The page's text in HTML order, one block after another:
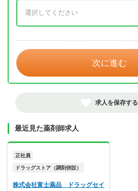
次に進む
求人を保存する
最近見た薬剤師求人
正社員
ドラッグストア（調剤併設）
株式会社富士薬品 ドラッグセイ